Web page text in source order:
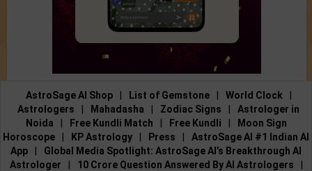
AstroSage AI Shop List of Gemstone World Clock
Astrologers
Mahadasha Zodiac Signs
Astrologer in
Noida
Free Kundli Match Free Kundli
Moon Sign
Horoscope
KP Astrology Press
AstroSage AI #1 Indian AI
App
Global Media Spotlight: AstroSage AI’s Breakthrough AI
Astrologer
10 Crore Question Answered By AI Astrologers